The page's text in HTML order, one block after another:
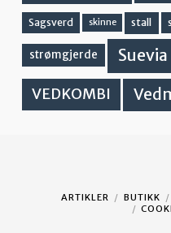
Sagsverd skinne stall
strømgjerde Suevia
VEDKOMBI
ARTIKLER BUTIKK